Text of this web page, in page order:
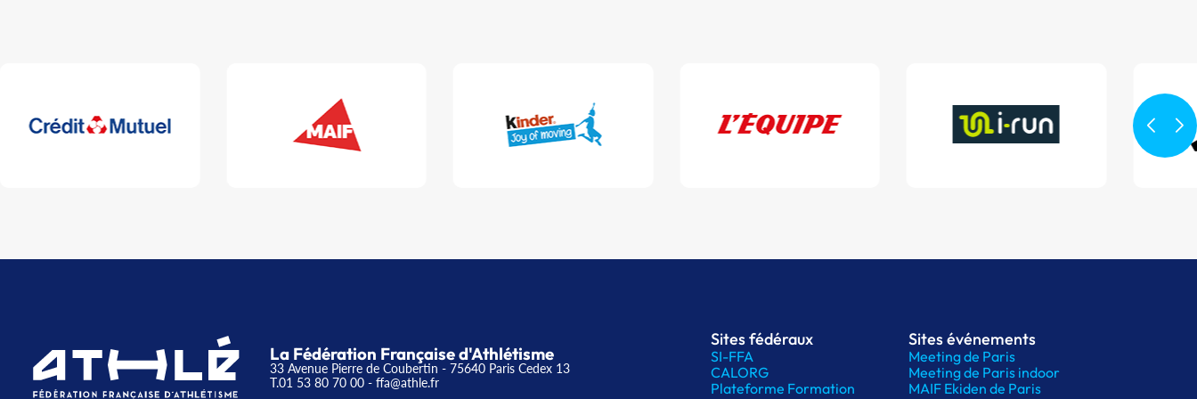
La Fédération Française d'Athlétisme
33 Avenue Pierre de Coubertin - 75640 Paris Cedex 13
T.01 53 80 70 00 - ffa@athle.fr
Sites fédéraux
SI-FFA
CALORG
Plateforme Formation
Sites événements
Meeting de Paris
Meeting de Paris indoor
MAIF Ekiden de Paris